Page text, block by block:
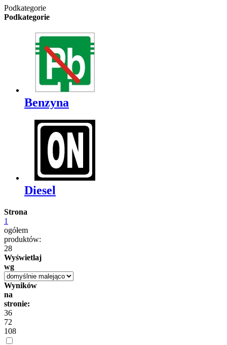
Podkategorie
Podkategorie
Benzyna
Diesel
Strona
1
ogółem
produktów:
28
Wyświetlaj
wg
Wyników
na
stronie:
36
72
108